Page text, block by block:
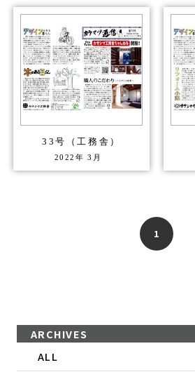
33号（工務舎）
2022年 3月
1
ARCHIVES
ALL